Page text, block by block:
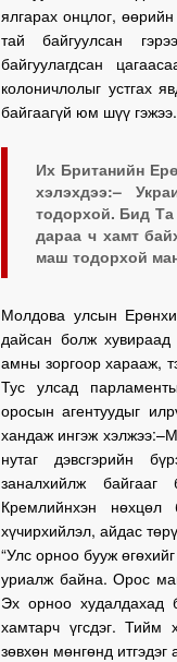
ялгарах онцлог,
тай байгуулсан
байгуулагдсан
колоничлолыг устгах
байгаагүй юм шүү гэжээ.
Их Британийн
хэлэхдээ:–
тодорхой. Бид
дараа ч хамт
маш тодорхой
Молдова улсын
дайсан болж хувираад
амны зоргоор харааж,
Тус улсад
оросын агентуудыг
хандаж ингэж
нутаг дэвсгэрийн
заналхийлж
Кремлийнхэн нөхцөл
хүчирхийлэл, айдас
“Улс орноо бууж
уриалж байна. Орос
Эх орноо худалдахад
хамтарч үгсдэг. Тийм
зөвхөн мөнгөнд